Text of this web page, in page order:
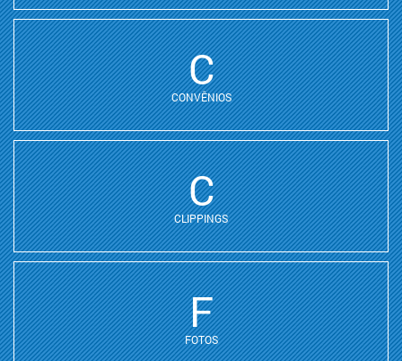
C
CONVÊNIOS
C
CLIPPINGS
F
FOTOS